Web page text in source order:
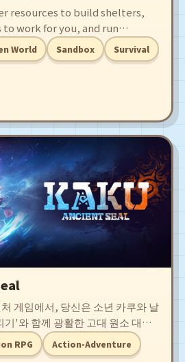
resources to build shelters,
work for you, and run
Delve into dark underground
insectoids and mighty
gear to conquer the alien
World Sandbox Survival
게임에서, 당신은 소년 카쿠와 날
'와 함께 광활한 고대 원소 대륙
물리치며 다양한 유적의 수수께
닥친 진실을 밝혀낼 것입니다.
RPG Action-Adventure